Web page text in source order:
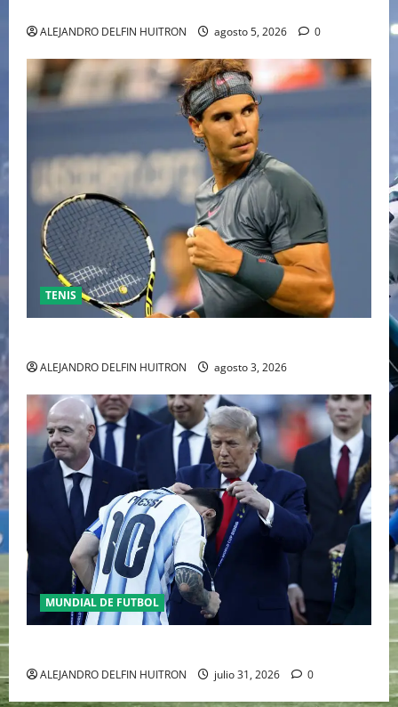
ALEJANDRO DELFIN HUITRON agosto 5, 2026 0
TENIS
ALEJANDRO DELFIN HUITRON agosto 3, 2026
MUNDIAL DE FUTBOL
ALEJANDRO DELFIN HUITRON julio 31, 2026 0